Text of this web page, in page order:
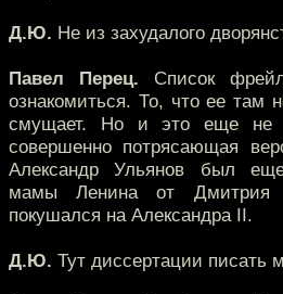
Д.Ю. Не из захудалого
Павел Перец. Список
ознакомиться. То, что ее там
смущает. Но и это еще не
совершенно потрясающая
Александр Ульянов был
мамы Ленина от Дмитрия
покушался на Александра II.
Д.Ю. Тут диссертации писать